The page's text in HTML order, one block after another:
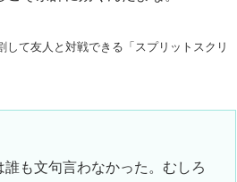
て友人と対戦できる「スプリットスクリ
も文句言わなかった。むしろ